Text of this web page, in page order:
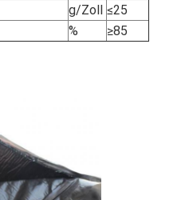
g/Zoll
≤25
%
≥85